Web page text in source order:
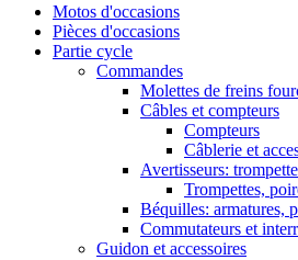
Motos d'occasions
Pièces d'occasions
Partie cycle
Commandes
Molettes de freins
Câbles et compteurs
Compteurs
Câblerie et
Avertisseurs:
Trompettes,
Béquilles: armatures,
Commutateurs et
Guidon et accessoires